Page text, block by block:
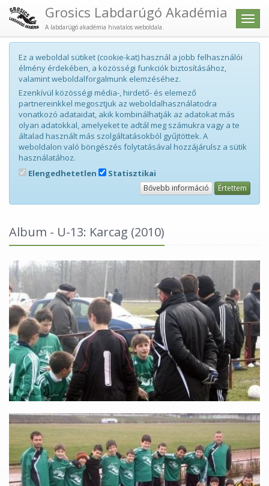
Menü
Grosics Labdarúgó Akadémia
A labdarúgó akadémia hivatalos weboldala.
Ez a weboldal sütiket (cookie-kat) használ a jobb felhasználói
élmény érdekében, a közösségi funkciók biztosításához,
valamint weboldalforgalmunk elemzéséhez.
Ezenkívül közösségi média-, hirdető- és elemező
partnereinkkel megosztjuk az weboldalhasználatodra
vonatkozó adataidat, akik kombinálhatják az adatokat más
olyan adatokkal, amelyeket te adtál meg számukra vagy a te
általad használt más szolgáltatásokból gyűjtöttek. A
weboldalon való böngészés folytatásával hozzájárulsz a sütik
használatához.
Elengedhetetlen
Statisztikai
Bővebb információ Értettem
Album - U-13: Karcag (2010)